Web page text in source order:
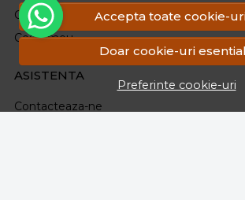
Accepta toate cookie-
Doar cookie-uri
Preferinte cookie-uri
Cum Se Livreaza ?
Cosul meu
ASISTENTA
Contacteaza-ne